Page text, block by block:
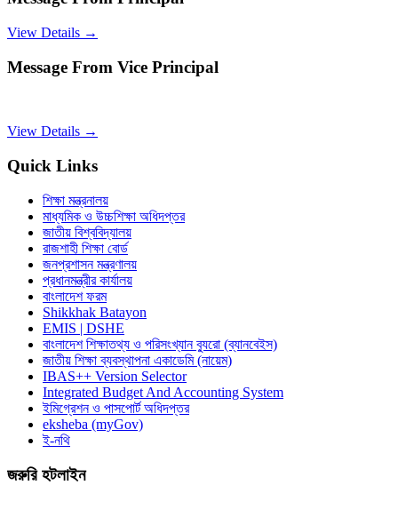
View Details →
Message From Vice Principal
View Details →
Quick Links
শিক্ষা মন্ত্রনালয়
মাধ্যমিক ও উচ্চশিক্ষা অধিদপ্তর
জাতীয় বিশ্ববিদ্যালয়
রাজশাহী শিক্ষা বোর্ড
জনপ্রশাসন মন্ত্রণালয়
প্রধানমন্ত্রীর কার্যালয়
বাংলাদেশ ফরম
Shikkhak Batayon
EMIS | DSHE
বাংলাদেশ শিক্ষাতথ্য ও পরিসংখ্যান ব্যুরো (ব্যানবেইস)
জাতীয় শিক্ষা ব্যবস্থাপনা একাডেমি (নায়েম)
IBAS++ Version Selector
Integrated Budget And Accounting System
ইমিগ্রেশন ও পাসপোর্ট অধিদপ্তর
eksheba (myGov)
ই-নথি
জরুরি হটলাইন